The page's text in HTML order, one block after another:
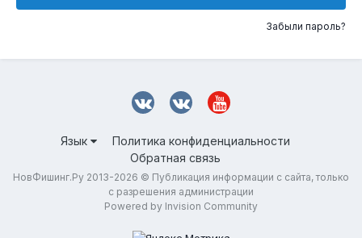
Забыли пароль?
Язык
Политика конфиденциальности
Обратная связь
НовФишинг.Ру 2013-2026 © Публикация информации с сайта, только
с разрешения администрации
Powered by Invision Community